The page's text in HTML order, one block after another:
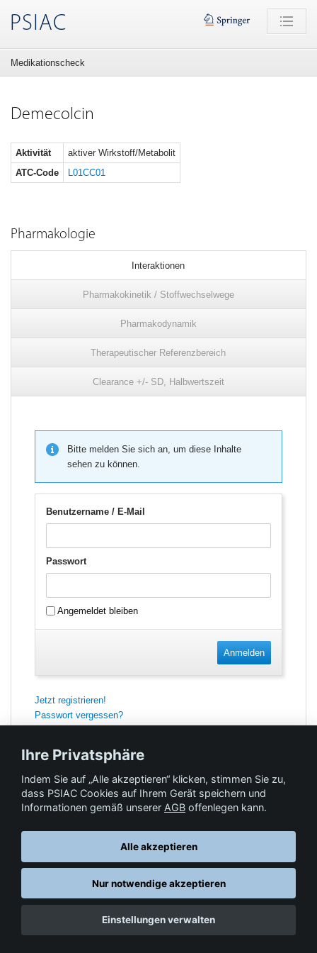
PSIAC
Medikationscheck
Demecolcin
Aktivität
aktiver Wirkstoff/Metabolit
ATC-Code
L01CC01
Pharmakologie
Interaktionen
Pharmakokinetik / Stoffwechselwege
Pharmakodynamik
Therapeutischer Referenzbereich
Clearance +/- SD, Halbwertszeit
Bitte melden Sie sich an, um diese Inhalte
sehen zu können.
Benutzername / E-Mail
Passwort
Angemeldet bleiben
Anmelden
Jetzt registrieren!
Passwort vergessen?
Feedback
© Springer-Verlag GmbH. Part of Springer Nature •Datenschutz,AGB,
Ihre Privatsphäre
Indem Sie auf „Alle akzeptieren“ klicken, stimmen Sie zu,
dass PSIAC Cookies auf Ihrem Gerät speichern und
Informationen gemäß unserer AGB offenlegen kann.
Alle akzeptieren
Nur notwendige akzeptieren
Einstellungen verwalten